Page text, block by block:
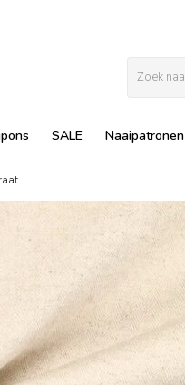
SALE Naaipatronen